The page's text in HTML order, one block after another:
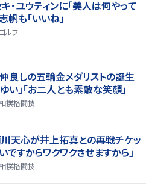
・ユウティンに「美人は何やって
帆も「いいね」
ゴルフ
良しの五輪金メダリストの誕生
い」「お二人とも素敵な笑顔」
相撲格闘技
天心が井上拓真との再戦チケッ
すからワクワクさせますから」
相撲格闘技